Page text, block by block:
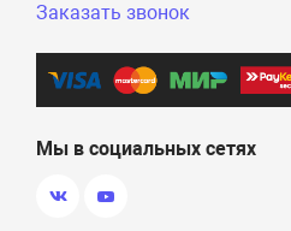
Заказать звонок
Мы в социальных сетях